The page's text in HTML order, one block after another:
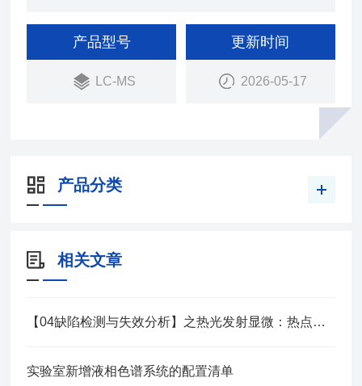
产品型号
LC-MS
更新时间
2026-05-17
产品分类
相关文章
【04缺陷检测与失效分析】之热光发射显微：热点漏电定位解决方案
实验室新增液相色谱系统的配置清单